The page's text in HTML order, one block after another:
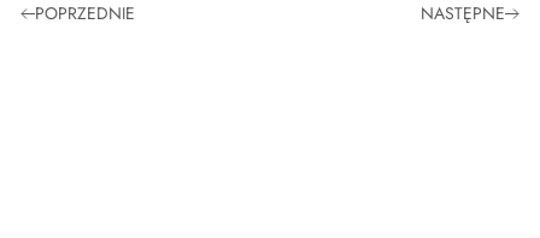
POPRZEDNIE NASTĘPNE